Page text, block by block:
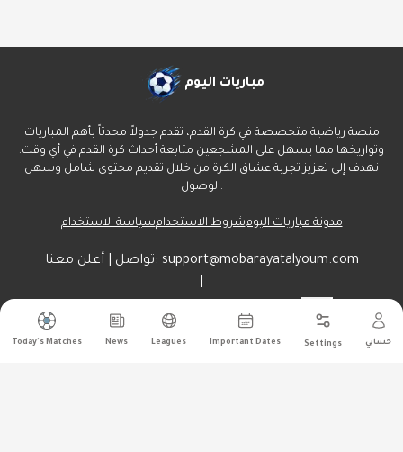
Today's Matches News Leagues Important Dates Settings حسابي
مباريات اليوم
منصة رياضية متخصصة في كرة القدم، تقدم جدولاً محدثاً بأهم المباريات
وتواريخها مما يسهل على المشجعين متابعة أحداث كرة القدم في أي وقت.
نهدف إلى تعزيز تجربة عشاق الكرة من خلال تقديم محتوى شامل وسهل
الوصول.
سياسة الاستخدامشروط الاستخداممدونة مباريات اليوم
تواصل | أعلن معنا: support@mobarayatalyoum.com